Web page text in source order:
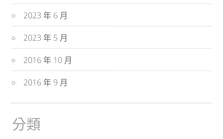
2023 年 6 月
2023 年 5 月
2016 年 10 月
2016 年 9 月
分類